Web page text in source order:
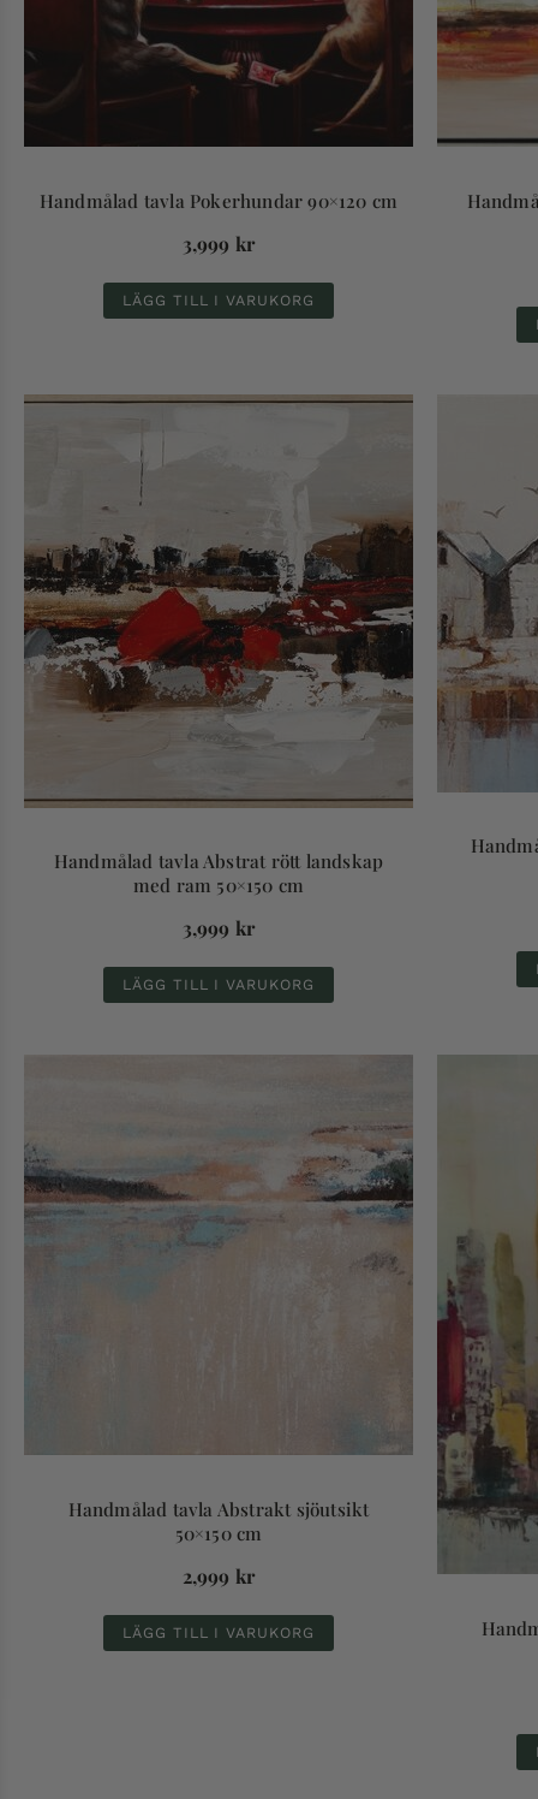
Handmålad tavla Pokerhundar 90×120 cm
3,999 kr
LÄGG TILL I VARUKORG
Handmålad tavla Abstrat rött landskap
med ram 50×150 cm
3,999 kr
LÄGG TILL I VARUKORG
Handmålad tavla Abstrakt sjöutsikt
50×150 cm
2,999 kr
LÄGG TILL I VARUKORG